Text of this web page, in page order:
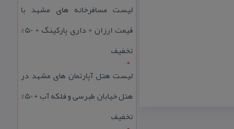
لیست مسافرخانه های مشهد با
قیمت ارزان + داری پارکینگ + 50%
تخفیف
لیست هتل آپارتمان های مشهد در
هتل خیابان طبرسی و فلکه آب + 50%
تخفیف